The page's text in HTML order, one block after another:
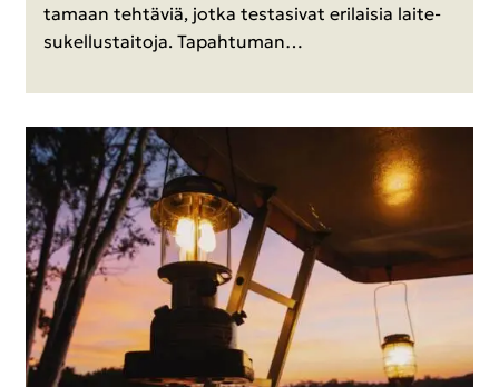
ta­maan teh­tä­viä, jotka tes­ta­si­vat eri­lai­sia lai­te­
su­kel­lus­tai­to­ja. Ta­pah­tu­man…